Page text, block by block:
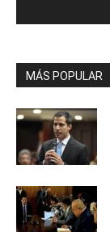
MÁS POPULAR